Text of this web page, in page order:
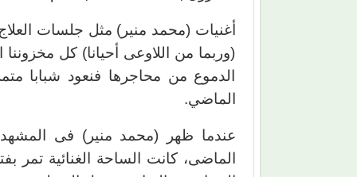
أغنيات (محمد منير) مثل جلسات
(وربما من اللاوعى أحيانا) كل
الدموع من محاجرها فنعود شبابا
الماضي.
عندما ظهر (محمد منير) فى المشهد
الماضى، كانت الساحة الغنائية